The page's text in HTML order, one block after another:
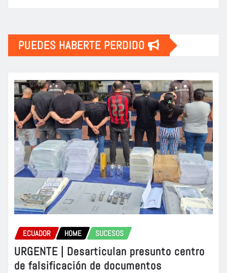
PUEDES HABERTE PERDIDO
ECUADOR HOME SUCESOS
URGENTE | Desarticulan presunto centro
de falsificación de documentos